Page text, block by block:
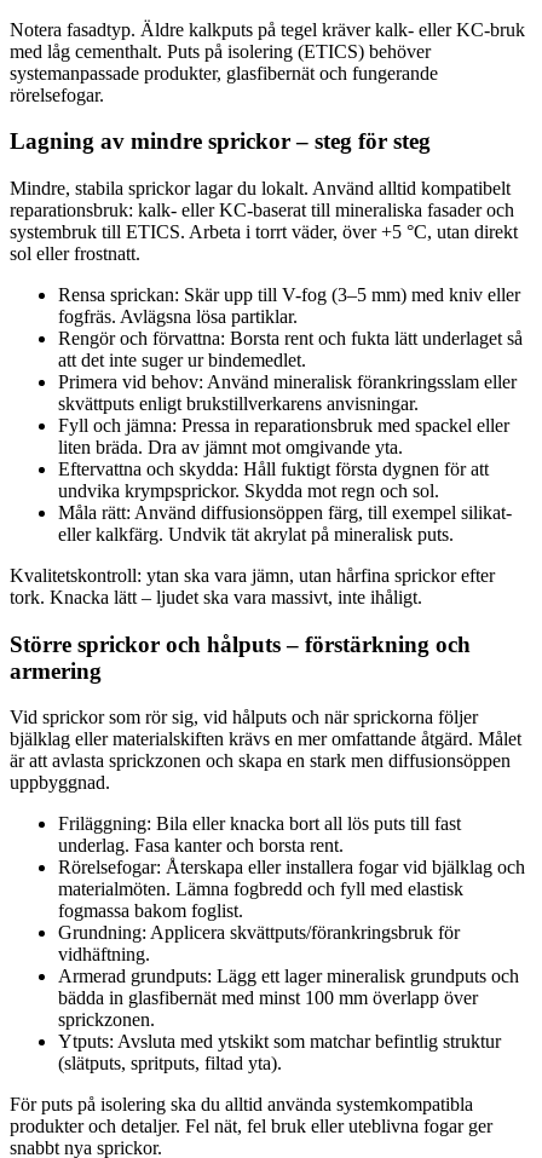
Notera fasadtyp. Äldre kalkputs på tegel kräver kalk- eller KC-bruk
med låg cementhalt. Puts på isolering (ETICS) behöver
systemanpassade produkter, glasfibernät och fungerande
rörelsefogar.
Lagning av mindre sprickor – steg för steg
Mindre, stabila sprickor lagar du lokalt. Använd alltid kompatibelt
reparationsbruk: kalk- eller KC-baserat till mineraliska fasader och
systembruk till ETICS. Arbeta i torrt väder, över +5 °C, utan direkt
sol eller frostnatt.
Rensa sprickan: Skär upp till V-fog (3–5 mm) med kniv eller
fogfräs. Avlägsna lösa partiklar.
Rengör och förvattna: Borsta rent och fukta lätt underlaget så
att det inte suger ur bindemedlet.
Primera vid behov: Använd mineralisk förankringsslam eller
skvättputs enligt brukstillverkarens anvisningar.
Fyll och jämna: Pressa in reparationsbruk med spackel eller
liten bräda. Dra av jämnt mot omgivande yta.
Eftervattna och skydda: Håll fuktigt första dygnen för att
undvika krympsprickor. Skydda mot regn och sol.
Måla rätt: Använd diffusionsöppen färg, till exempel silikat-
eller kalkfärg. Undvik tät akrylat på mineralisk puts.
Kvalitetskontroll: ytan ska vara jämn, utan hårfina sprickor efter
tork. Knacka lätt – ljudet ska vara massivt, inte ihåligt.
Större sprickor och hålputs – förstärkning och
armering
Vid sprickor som rör sig, vid hålputs och när sprickorna följer
bjälklag eller materialskiften krävs en mer omfattande åtgärd. Målet
är att avlasta sprickzonen och skapa en stark men diffusionsöppen
uppbyggnad.
Friläggning: Bila eller knacka bort all lös puts till fast
underlag. Fasa kanter och borsta rent.
Rörelsefogar: Återskapa eller installera fogar vid bjälklag och
materialmöten. Lämna fogbredd och fyll med elastisk
fogmassa bakom foglist.
Grundning: Applicera skvättputs/förankringsbruk för
vidhäftning.
Armerad grundputs: Lägg ett lager mineralisk grundputs och
bädda in glasfibernät med minst 100 mm överlapp över
sprickzonen.
Ytputs: Avsluta med ytskikt som matchar befintlig struktur
(slätputs, spritputs, filtad yta).
För puts på isolering ska du alltid använda systemkompatibla
produkter och detaljer. Fel nät, fel bruk eller uteblivna fogar ger
snabbt nya sprickor.